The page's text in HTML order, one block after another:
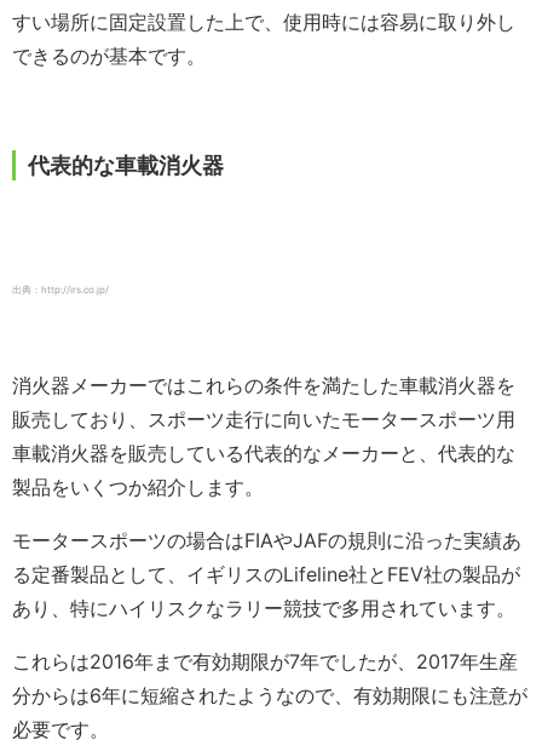
すい場所に固定設置した上で、使用時には容易に取り外し
できるのが基本です。
代表的な車載消火器
出典：http://irs.co.jp/
消火器メーカーではこれらの条件を満たした車載消火器を
販売しており、スポーツ走行に向いたモータースポーツ用
車載消火器を販売している代表的なメーカーと、代表的な
製品をいくつか紹介します。
モータースポーツの場合はFIAやJAFの規則に沿った実績あ
る定番製品として、イギリスのLifeline社とFEV社の製品が
あり、特にハイリスクなラリー競技で多用されています。
これらは2016年まで有効期限が7年でしたが、2017年生産
分からは6年に短縮されたようなので、有効期限にも注意が
必要です。